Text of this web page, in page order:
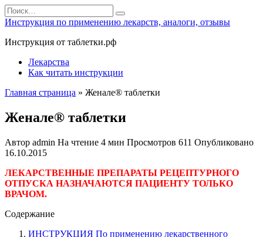
Перейти
к
содержанию
Search
for:
Инструкция по применению лекарств, аналоги, отзывы
Инструкция от таблетки.рф
Лекарства
Как читать инструкции
Главная страница » Женале® таблетки
Женале® таблетки
Автор admin На чтение 4 мин Просмотров 611 Опубликовано
16.10.2015
ЛЕКАРСТВЕННЫЕ ПРЕПАРАТЫ РЕЦЕПТУРНОГО
ОТПУСКА НАЗНАЧАЮТСЯ ПАЦИЕНТУ ТОЛЬКО
ВРАЧОМ.
Содержание
ИНСТРУКЦИЯ По применению лекарственного